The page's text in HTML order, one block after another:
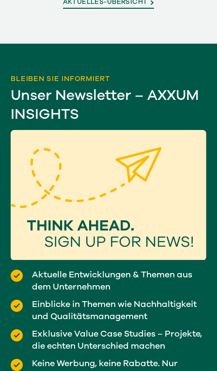
AKTUELLES-ÜBERSICHT
BLEIBEN SIE INFORMIERT
Unser Newsletter – AXXUM
INSIGHTS
Aktuelle Entwicklungen & Themen aus
dem Unternehmen
Einblicke in Themen wie Nachhaltigkeit
und Qualitätsmanagement
Exklusive Value Case Studies – Projekte,
die echten Unterschied machen
Keine Werbung, keine Rabatte. Nur